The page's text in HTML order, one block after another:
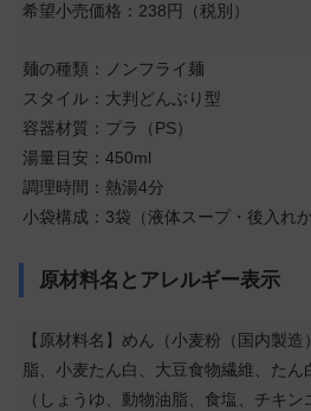
希望小売価格：238円（税別）
麺の種類：ノンフライ麺
スタイル：大判どんぶり型
容器材質：プラ（PS）
湯量目安：450ml
調理時間：熱湯4分
小袋構成：3袋（液体スープ・後入れ
原材料名とアレルギー表示
【原材料名】めん（小麦粉（国内製
脂、小麦たん白、大豆食物繊維、た
（しょうゆ、動物油脂、食塩、チキ